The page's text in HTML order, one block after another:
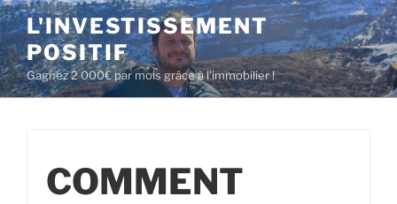
Aller
au
contenu
principal
L'INVESTISSEMENT
POSITIF
Gagnez 2 000€ par mois grâce à l’immobilier !
COMMENT